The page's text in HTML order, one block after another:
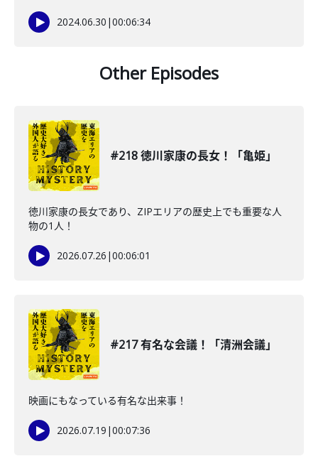
2024.06.30 |00:06:34
Other Episodes
#218 徳川家康の長女！「亀姫」
徳川家康の長女であり、ZIPエリアの歴史上でも重要な人
物の1人！
2026.07.26 |00:06:01
#217 有名な会議！「清洲会議」
映画にもなっている有名な出来事！
2026.07.19 |00:07:36